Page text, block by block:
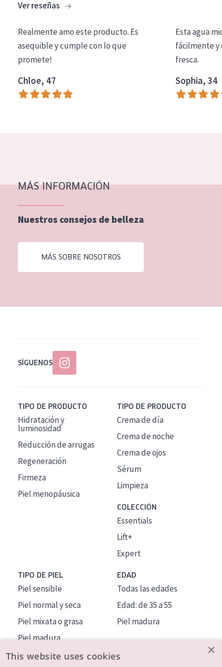
COLECCIÓN
Essentials
Lift+
Expert
TIPO DE PIEL
Piel expuesta al sol
Piel menopáusica
Todas las edades
Edad: de 35 a 55
Ver reseñas
Realmente amo este producto. Es
asequible y cumple con lo que
promete!
Chloe, 47
Esta agua
fácilmente y
fresca.
Sophia, 34
MÁS INFORMACIÓN
Nuestros consejos de belleza
MÁS SOBRE NOSOTROS
SÍGUENOS
TIPO DE PRODUCTO
Hidratación y
luminosidad
Reducción de arrugas
Regeneración
Firmeza
Piel menopáusica
TIPO DE PRODUCTO
Crema de día
Crema de noche
Crema de ojos
Sérum
Limpieza
COLECCIÓN
Essentials
Lift+
Expert
TIPO DE PIEL
Piel sensible
Piel normal y seca
Piel mixata o grasa
Piel madura
Piel expuesta al sol
EDAD
Todas las edades
Edad: de 35 a 55
Piel madura
×
This website uses cookies